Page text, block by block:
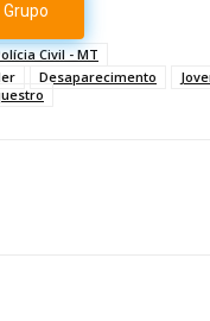
Civil - MT
Desaparecimento